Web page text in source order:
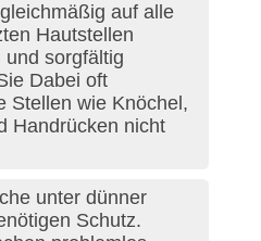
auf alle
Hautstellen
und sorgfältig
Dabei oft
Stellen wie Knöchel,
Handrücken nicht
unter dünner
Schutz.